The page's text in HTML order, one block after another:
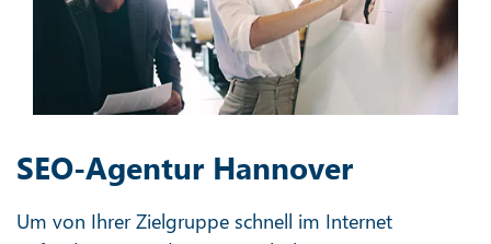
SEO-Agentur Hannover
Um von Ihrer Zielgruppe schnell im Internet